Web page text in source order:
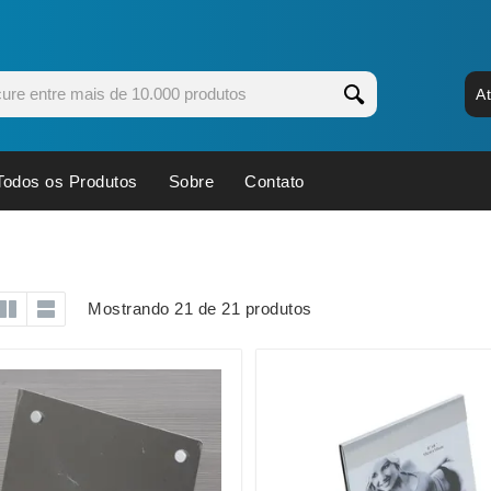
Executivos
Cuidados Pessoais
Espelhos
Esporte e Jogos
Esteiras
Fones de
Kit
Kit Queijo
Lanternas
os Produtos Sobre Contato
Mostrando 21 de 21 produtos